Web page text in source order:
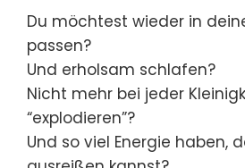
Du möchtest wieder in
passen?
Und erholsam schlafen?
Nicht mehr bei jeder
“explodieren”?
Und so viel Energie haben,